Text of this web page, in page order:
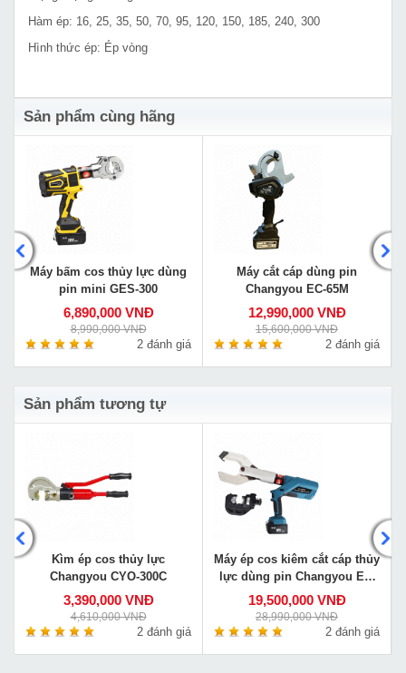
Hàm ép: 16, 25, 35, 50, 70, 95, 120, 150, 185, 240, 300
Hình thức ép: Ép vòng
Sản phẩm cùng hãng
Máy bấm cos thủy lực dùng
pin mini GES-300
6,890,000 VNĐ
8,990,000 VNĐ
2 đánh giá
Máy cắt cáp dùng pin
Changyou EC-65M
12,990,000 VNĐ
15,600,000 VNĐ
2 đánh giá
Sản phẩm tương tự
Kìm ép cos thủy lực
Changyou CYO-300C
3,390,000 VNĐ
4,610,000 VNĐ
2 đánh giá
Máy ép cos kiêm cắt cáp thủy
lực dùng pin Changyou EZ-
400/105C
19,500,000 VNĐ
28,990,000 VNĐ
2 đánh giá